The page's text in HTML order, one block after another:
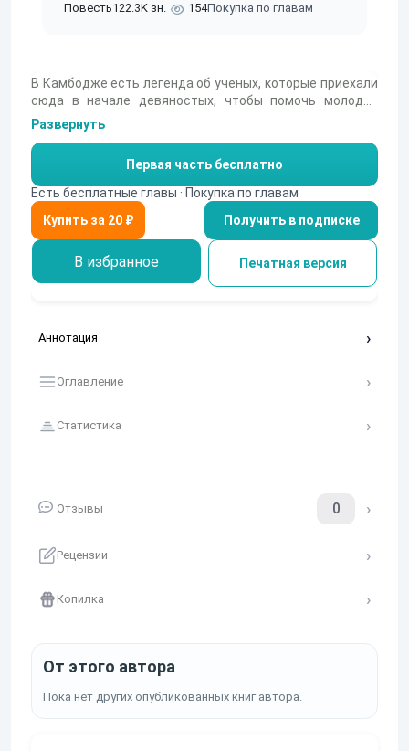
Повесть122.3K зн. 154Покупка по главам
В Камбодже есть легенда об ученых, которые приехали
сюда в начале девяностых, чтобы помочь молодой
стране обрести сокровища, которые по преданиям
хранятся в подземельях знаменитого на весь мир
города храма. Ангкор. Под одним названием
скрываются гигантские храмовые комплексы,
разбросанные на площади в более чем сто квадратных
километров, и тщательно укрытые джунглями от
назойливых посетителей и нынешних хозяев. Что с ними
произошло? Вы можете узнать из представленной
книги "Тайна Ангкора"
Развернуть
Первая часть бесплатно
Есть бесплатные главы · Покупка по главам
Получить в подписке
В избранное Печатная версия
Аннотация
Оглавление
Статистика
Отзывы 0
Рецензии
Копилка
От этого автора
Пока нет других опубликованных книг автора.